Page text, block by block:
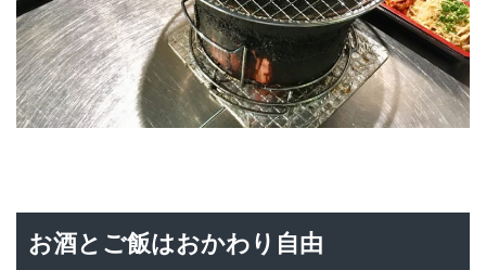
お酒とご飯はおかわり自由